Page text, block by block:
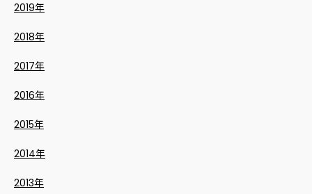
2019年
2018年
2017年
2016年
2015年
2014年
2013年